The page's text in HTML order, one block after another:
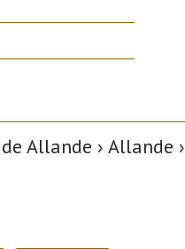
Allande › Allande ›